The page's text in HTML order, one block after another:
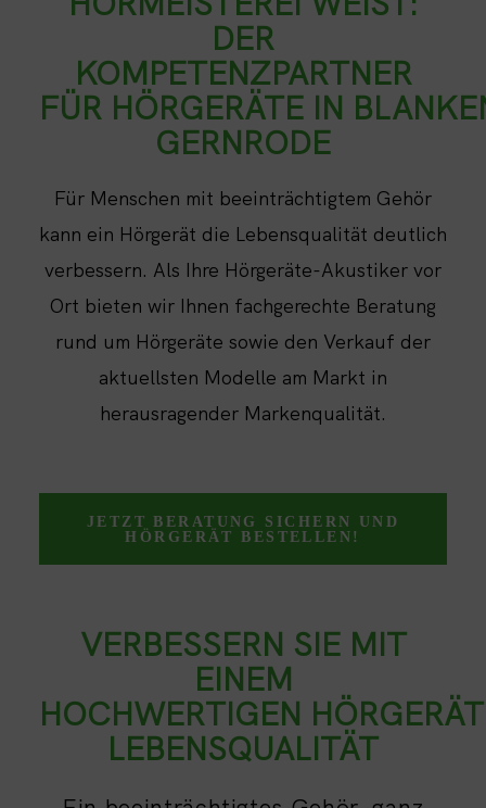
DER
KOMPETENZPARTNER
FÜR HÖRGERÄTE IN
GERNRODE
Für Menschen mit beeinträchtigtem Gehör
kann ein Hörgerät die Lebensqualität deutlich
verbessern. Als Ihre Hörgeräte-Akustiker vor
Ort bieten wir Ihnen fachgerechte Beratung
rund um Hörgeräte sowie den Verkauf der
aktuellsten Modelle am Markt in
herausragender Markenqualität.
JETZT BERATUNG SICHERN UND
HÖRGERÄT BESTELLEN!
VERBESSERN SIE MIT
EINEM
HOCHWERTIGEN
LEBENSQUALITÄT